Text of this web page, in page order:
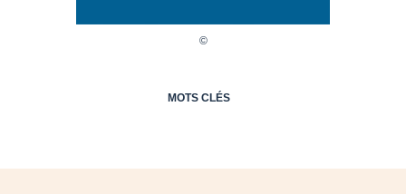
MOTS CLÉS